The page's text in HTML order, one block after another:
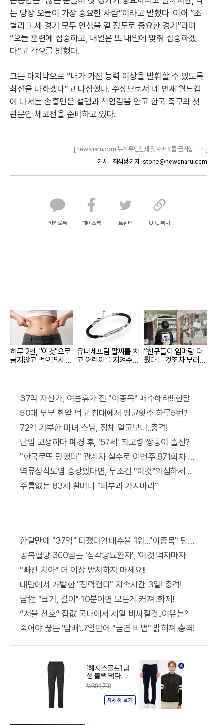
는 당장 오늘이 가장 중요한 사람”이라고 말했다. 이어 “조
별리그 세 경기 모두 인생을 걸 정도로 중요한 경기”라며
“오늘 훈련에 집중하고, 내일은 또 내일에 맞춰 집중하겠
다”고 각오를 밝혔다.
그는 마지막으로 “내가 가진 능력 이상을 발휘할 수 있도록
최선을 다하겠다”고 다짐했다. 주장으로서 네 번째 월드컵
에 나서는 손흥민은 설렘과 책임감을 안고 한국 축구의 첫
관문인 체코전을 준비하고 있다.
[ newsnaru.com 뉴스 무단전재 및 재배포를 금지합니다. ]
기사 - 최석정 기자 stone@newsnaru.com
카카오톡 페이스북 트위터 URL 복사
하루 2번, "이것"으로
굶지않고 먹으면서 빼
유니세프팀 팔찌를 차
고 어린이를 지켜주세
“친구들이 엄마랑 다
퉜다는 것조차 부러워
37억 자산가, 여름휴가 전 "이종목" 매수해라!! 한달
50대 부부 한알 먹고 침대에서 평균횟수 하루5번?
72억 기부한 미녀 스님, 정체 알고보니..충격!
난임 고생하다 폐경 후, '57세' 최고령 쌍둥이 출산?
"한국로또 망했다" 관계자 실수로 이번주 971회차 번호 6자리 공개!? 꼭 확인해라!
역류성식도염 증상있다면, 무조건 "이것"의심하세요. 간단치료법 나왔다!
주름없는 83세 할머니 "피부과 가지마라"
한달만에 "37억" 터졌다?! 매수율 1위..."이종목" 당장사라!
공복혈당 300넘는 '심각당뇨환자', '이것'먹자마자
"빠진 치아" 더 이상 방치하지 마세요!!
대만에서 개발한 "정력캔디" 지속시간 3일! 충격!
남性 "크기, 길이" 10분이면 모든게 커져..화제!
“서울 천호” 집값 국내에서 제일 비싸질것..이유는?
죽어야 끊는 '담배'..7일만에 "금연 비법" 밝혀져 충격!